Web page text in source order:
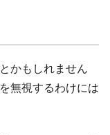
かもしれません
無視するわけには